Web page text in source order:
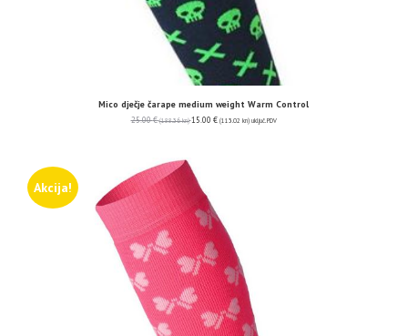
Mico dječje čarape medium weight Warm Control
25.00€ (188.36 kn) 15.00 € (113.02 kn) uključ. PDV
Akcija!